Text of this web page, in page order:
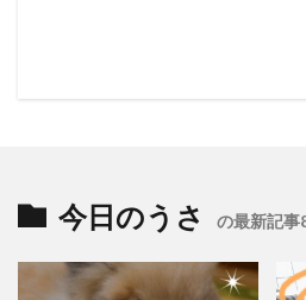
今日のうさ の最新記事